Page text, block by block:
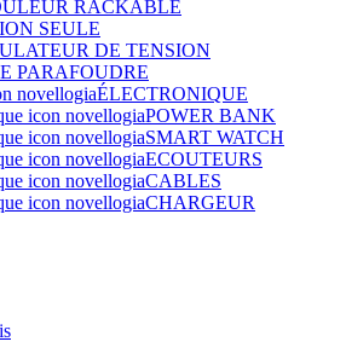
RACKABLE
SEULE
DE TENSION
PARAFOUDRE
ÉLECTRONIQUE
POWER BANK
SMART WATCH
ECOUTEURS
CABLES
CHARGEUR